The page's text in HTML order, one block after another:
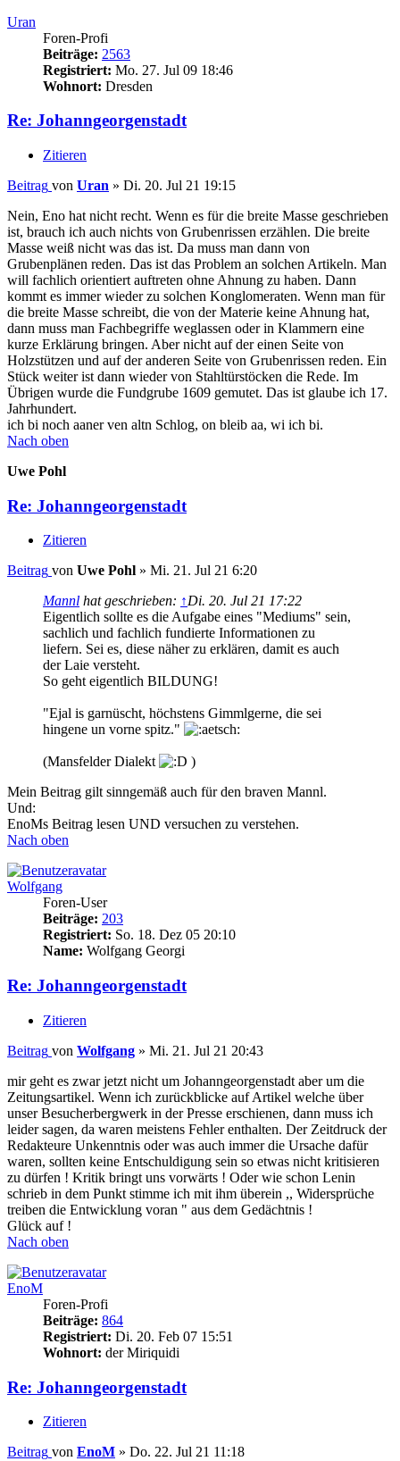
Uran
Foren-Profi
Beiträge: 2563
Registriert: Mo. 27. Jul 09 18:46
Wohnort: Dresden
Re: Johanngeorgenstadt
Zitieren
Beitrag von Uran » Di. 20. Jul 21 19:15
Nein, Eno hat nicht recht. Wenn es für die breite Masse geschrieben
ist, brauch ich auch nichts von Grubenrissen erzählen. Die breite
Masse weiß nicht was das ist. Da muss man dann von
Grubenplänen reden. Das ist das Problem an solchen Artikeln. Man
will fachlich orientiert auftreten ohne Ahnung zu haben. Dann
kommt es immer wieder zu solchen Konglomeraten. Wenn man für
die breite Masse schreibt, die von der Materie keine Ahnung hat,
dann muss man Fachbegriffe weglassen oder in Klammern eine
kurze Erklärung bringen. Aber nicht auf der einen Seite von
Holzstützen und auf der anderen Seite von Grubenrissen reden. Ein
Stück weiter ist dann wieder von Stahltürstöcken die Rede. Im
Übrigen wurde die Fundgrube 1609 gemutet. Das ist glaube ich 17.
Jahrhundert.
ich bi noch aaner ven altn Schlog, on bleib aa, wi ich bi.
Nach oben
Uwe Pohl
Re: Johanngeorgenstadt
Zitieren
Beitrag von Uwe Pohl » Mi. 21. Jul 21 6:20
Mannl hat geschrieben: ↑Di. 20. Jul 21 17:22
Eigentlich sollte es die Aufgabe eines "Mediums" sein,
sachlich und fachlich fundierte Informationen zu
liefern. Sei es, diese näher zu erklären, damit es auch
der Laie versteht.
So geht eigentlich BILDUNG!
"Ejal is garnüscht, höchstens Gimmlgerne, die sei
hingene un vorne spitz."
(Mansfelder Dialekt
)
Mein Beitrag gilt sinngemäß auch für den braven Mannl.
Und:
EnoMs Beitrag lesen UND versuchen zu verstehen.
Nach oben
Wolfgang
Foren-User
Beiträge: 203
Registriert: So. 18. Dez 05 20:10
Name: Wolfgang Georgi
Re: Johanngeorgenstadt
Zitieren
Beitrag von Wolfgang » Mi. 21. Jul 21 20:43
mir geht es zwar jetzt nicht um Johanngeorgenstadt aber um die
Zeitungsartikel. Wenn ich zurückblicke auf Artikel welche über
unser Besucherbergwerk in der Presse erschienen, dann muss ich
leider sagen, da waren meistens Fehler enthalten. Der Zeitdruck der
Redakteure Unkenntnis oder was auch immer die Ursache dafür
waren, sollten keine Entschuldigung sein so etwas nicht kritisieren
zu dürfen ! Kritik bringt uns vorwärts ! Oder wie schon Lenin
schrieb in dem Punkt stimme ich mit ihm überein ,, Widersprüche
treiben die Entwicklung voran " aus dem Gedächtnis !
Glück auf !
Nach oben
EnoM
Foren-Profi
Beiträge: 864
Registriert: Di. 20. Feb 07 15:51
Wohnort: der Miriquidi
Re: Johanngeorgenstadt
Zitieren
Beitrag von EnoM » Do. 22. Jul 21 11:18